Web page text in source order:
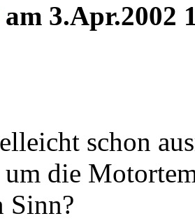
3.Apr.2002
schon
die
Sinn?